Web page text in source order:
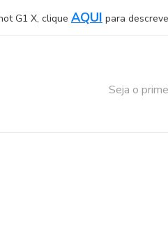
G1 X, clique AQUI para
Seja o